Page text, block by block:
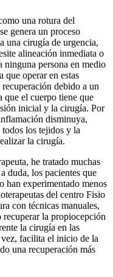
una rotura del
genera un proceso
una cirugía de urgencia,
alineación inmediata o
ninguna persona en medio
que operar en estas
debido a un
que el cuerpo tiene que
inicial y la cirugía. Por
disminuya,
los tejidos y la
la cirugía.
he tratado muchas
duda, los pacientes que
han experimentado menos
del centro Fisio
con técnicas manuales,
la propiocepción
la cirugía en las
facilita el inicio de la
una recuperación más